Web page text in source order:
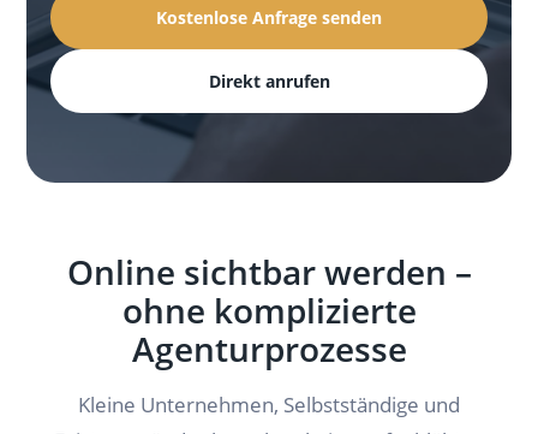
Kostenlose Anfrage senden
Direkt anrufen
Online sichtbar werden –
ohne komplizierte
Agenturprozesse
Kleine Unternehmen, Selbstständige und